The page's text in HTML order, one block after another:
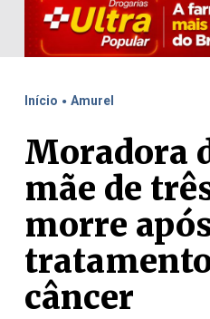
Início . Amurel
Moradora
mãe de
morre
câncer